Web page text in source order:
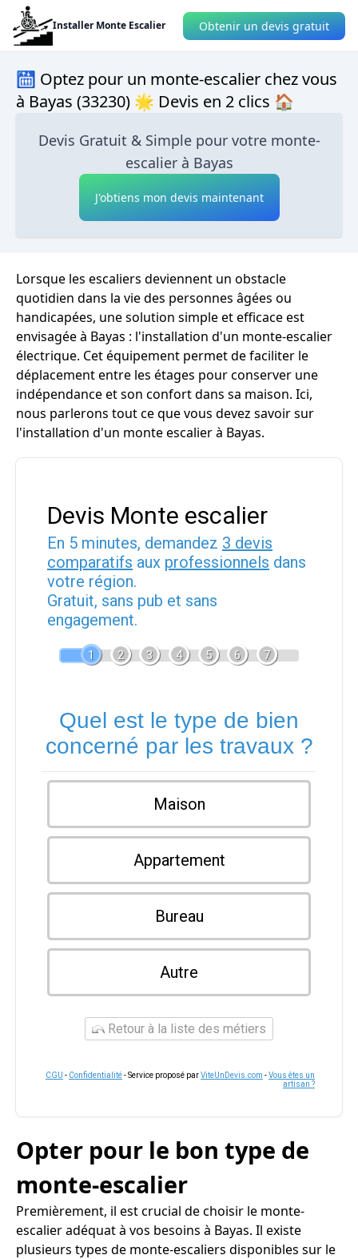
Installer Monte Escalier Obtenir un devis gratuit
🛗 Optez pour un monte-escalier chez vous
à Bayas (33230) 🌟 Devis en 2 clics 🏠
Devis Gratuit & Simple pour votre monte-
escalier à Bayas
J'obtiens mon devis maintenant
Lorsque les escaliers deviennent un obstacle
quotidien dans la vie des personnes âgées ou
handicapées, une solution simple et efficace est
envisagée à Bayas : l'installation d'un monte-escalier
électrique. Cet équipement permet de faciliter le
déplacement entre les étages pour conserver une
indépendance et son confort dans sa maison. Ici,
nous parlerons tout ce que vous devez savoir sur
l'installation d'un monte escalier à Bayas.
Devis Monte escalier
En 5 minutes, demandez 3 devis
comparatifs aux professionnels dans
votre région.
Gratuit, sans pub et sans
engagement.
1 2 3 4 5 6 7
Quel est le type de bien
concerné par les travaux ?
Maison
Appartement
Bureau
Autre
Retour à la liste des métiers
CGU - Confidentialité- Service proposé parViteUnDevis.com -Vous êtes un
artisan ?
Opter pour le bon type de
monte-escalier
Premièrement, il est crucial de choisir le monte-
escalier adéquat à vos besoins à Bayas. Il existe
plusieurs types de monte-escaliers disponibles sur le